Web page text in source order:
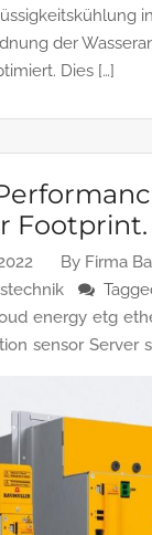
der
Dies […]
Footprint.
By Firma
energy etg
sensor Server